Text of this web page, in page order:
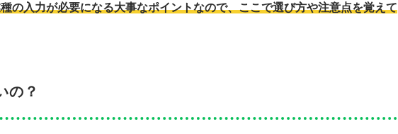
の入力が必要になる大事なポイントなので、ここで選び方や注意点を覚えて
の？